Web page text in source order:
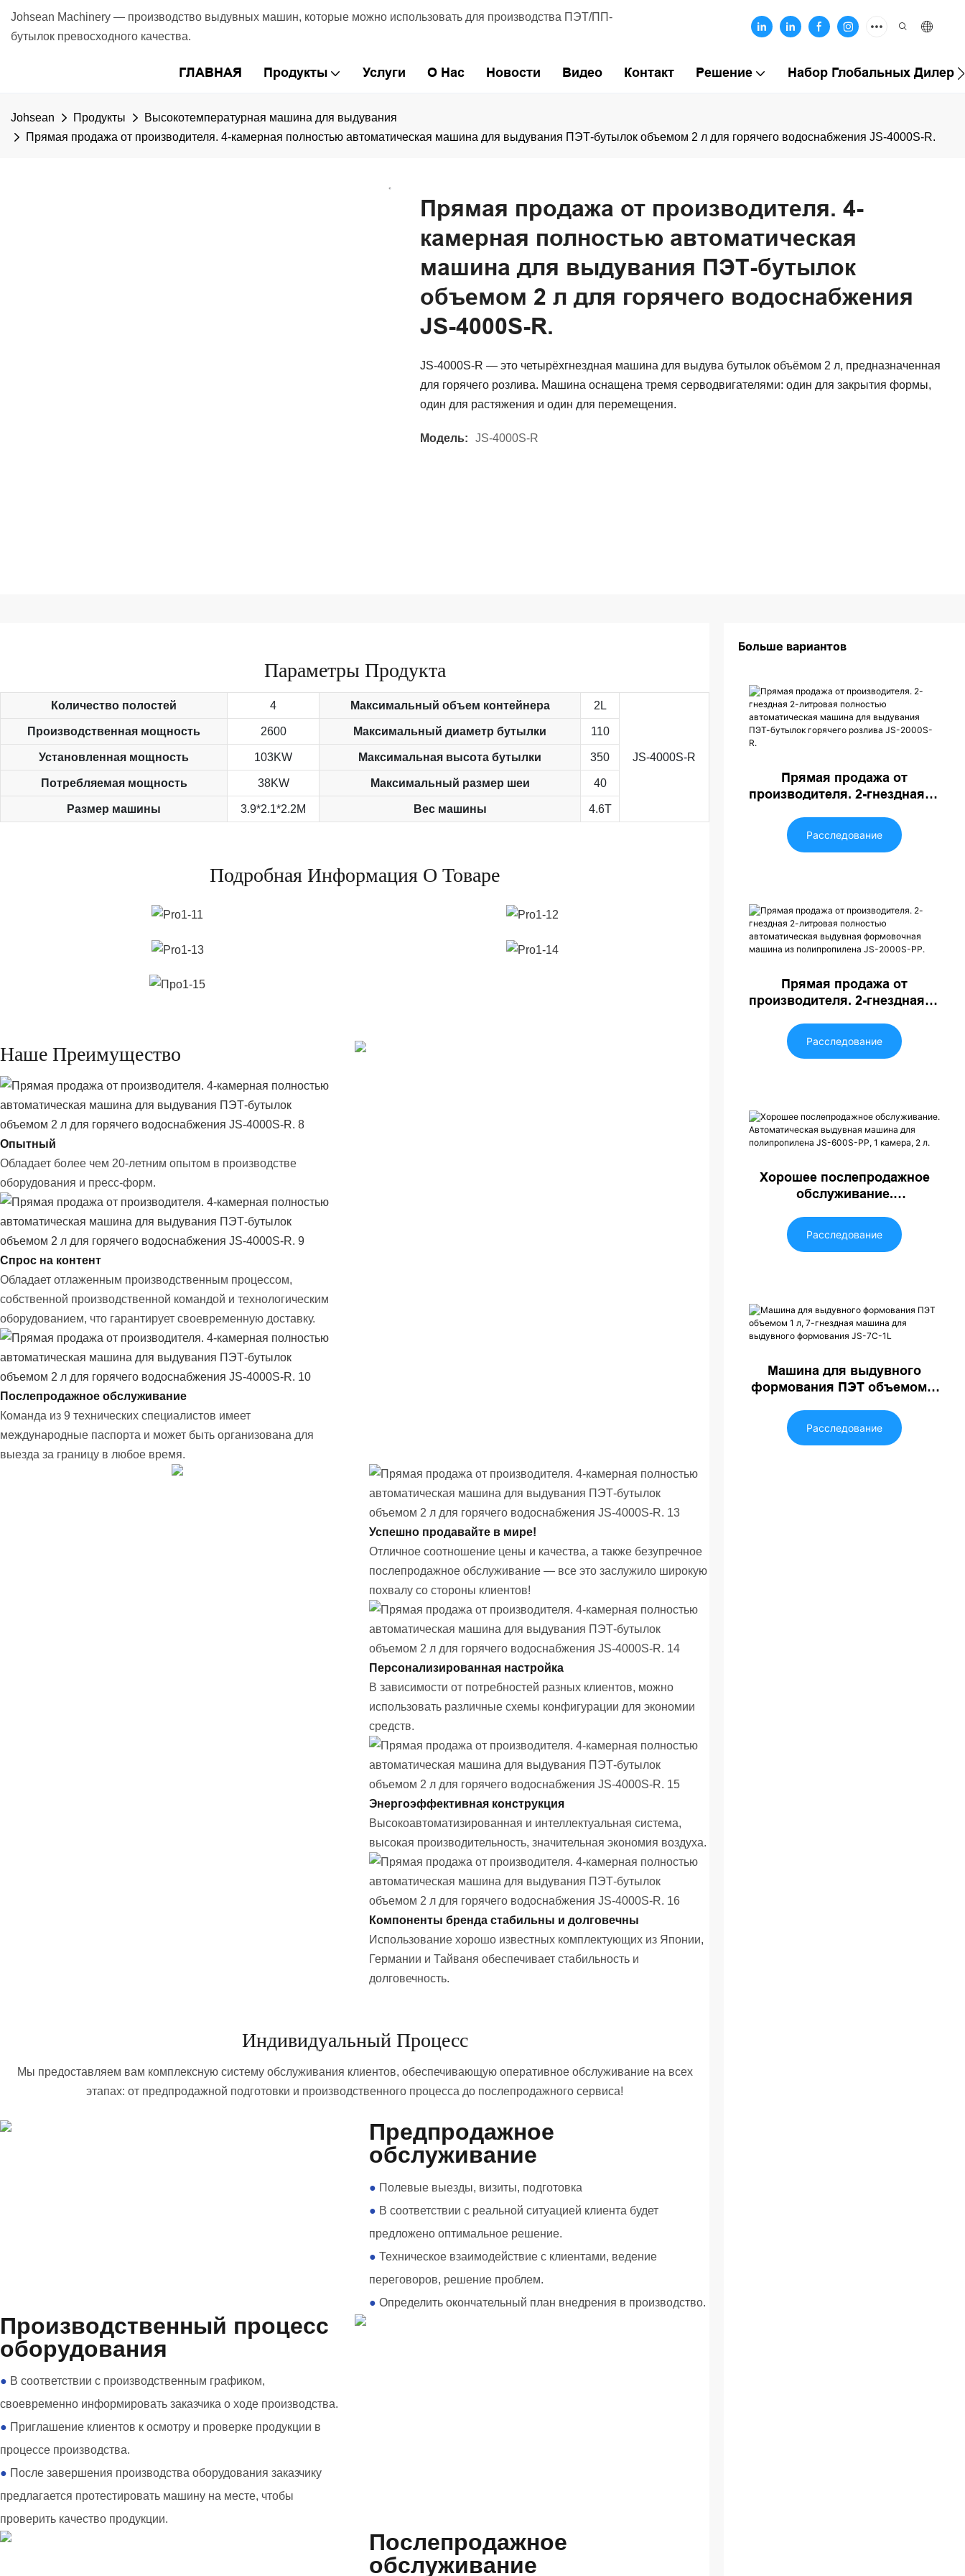
Johsean Machinery — производство выдувных машин, которые можно использовать для производства ПЭТ/ПП-
бутылок превосходного качества.
ГЛАВНАЯ Продукты Услуги О Нас Новости Видео Контакт Решение Набор Глобальных
Johsean Продукты
Высокотемпературная машина для выдувания
Прямая продажа от производителя. 4-камерная полностью автоматическая машина для выдувания ПЭТ-бутылок объемом 2 л для горячего водоснабжения JS-4000S-R.
Прямая продажа от производителя. 4-
камерная полностью автоматическая
машина для выдувания ПЭТ-бутылок
объемом 2 л для горячего водоснабжения
JS-4000S-R.
JS-4000S-R — это четырёхгнездная машина для выдува бутылок объёмом 2 л, предназначенная
для горячего розлива. Машина оснащена тремя серводвигателями: один для закрытия формы,
один для растяжения и один для перемещения.
Модель: JS-4000S-R
Больше вариантов
Прямая продажа от
производителя. 2-гнездная 2-
автоматическая машина для
выдувания ПЭТ-бутылок
Расследование
Прямая продажа от
производителя. 2-гнездная 2-
автоматическая выдувная
формовочная машина из
Расследование
Хорошее послепродажное
обслуживание.
машина для полипропилена
JS-600S-PP, 1 камера, 2 л.
Расследование
Машина для выдувного
формования ПЭТ объемом 1
выдувного формования JS-
7C-1L
Расследование
Параметры Продукта
Количество полостей 4 Максимальный объем контейнера 2L
JS-4000S-R
Производственная мощность 2600 Максимальный диаметр бутылки 110
Установленная мощность 103KW Максимальная высота бутылки 350
Потребляемая мощность 38KW Максимальный размер шеи 40
Размер машины 3.9*2.1*2.2M Вес машины 4.6T
Подробная Информация О Товаре
Наше Преимущество
Опытный
Обладает более чем 20-летним опытом в производстве
оборудования и пресс-форм.
Спрос на контент
Обладает отлаженным производственным процессом,
собственной производственной командой и технологическим
оборудованием, что гарантирует своевременную доставку.
Послепродажное обслуживание
Команда из 9 технических специалистов имеет
международные паспорта и может быть организована для
выезда за границу в любое время.
Успешно продавайте в мире!
Отличное соотношение цены и качества, а также безупречное
послепродажное обслуживание — все это заслужило широкую
похвалу со стороны клиентов!
Персонализированная настройка
В зависимости от потребностей разных клиентов, можно
использовать различные схемы конфигурации для экономии
средств.
Энергоэффективная конструкция
Высокоавтоматизированная и интеллектуальная система,
высокая производительность, значительная экономия воздуха.
Компоненты бренда стабильны и долговечны
Использование хорошо известных комплектующих из Японии,
Германии и Тайваня обеспечивает стабильность и
долговечность.
Индивидуальный Процесс
Мы предоставляем вам комплексную систему обслуживания клиентов, обеспечивающую оперативное обслуживание на всех
этапах: от предпродажной подготовки и производственного процесса до послепродажного сервиса!
Предпродажное
обслуживание
● Полевые выезды, визиты, подготовка
● В соответствии с реальной ситуацией клиента будет
предложено оптимальное решение.
●Техническое взаимодействие с клиентами, ведение
переговоров, решение проблем.
●Определить окончательный план внедрения в производство.
Производственный процесс
оборудования
● В соответствии с производственным графиком,
своевременно информировать заказчика о ходе производства.
● Приглашение клиентов к осмотру и проверке продукции в
процессе производства.
● После завершения производства оборудования заказчику
предлагается протестировать машину на месте, чтобы
проверить качество продукции.
Послепродажное
обслуживание